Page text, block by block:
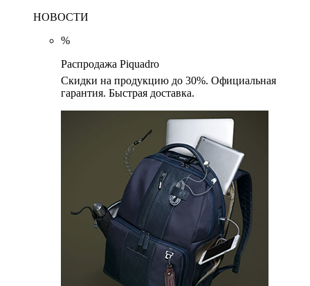
НОВОСТИ
%
Распродажа Piquadro
Скидки на продукцию до 30%. Официальная
гарантия. Быстрая доставка.